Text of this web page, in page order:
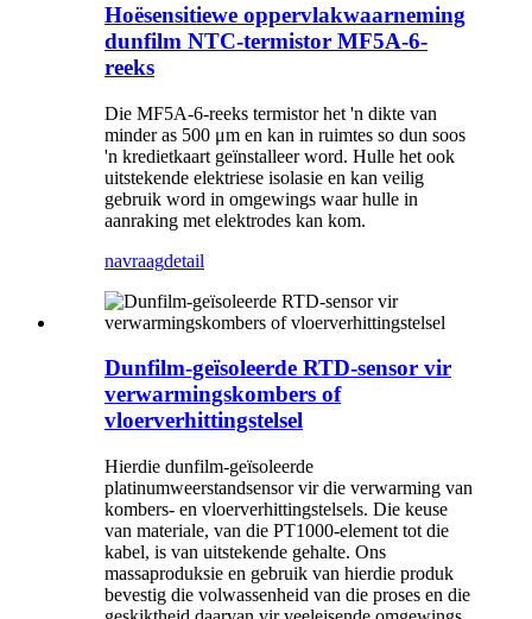
Hoësensitiewe oppervlakwaarneming
dunfilm NTC-termistor MF5A-6-
reeks
Die MF5A-6-reeks termistor het 'n dikte van
minder as 500 μm en kan in ruimtes so dun soos
'n kredietkaart geïnstalleer word. Hulle het ook
uitstekende elektriese isolasie en kan veilig
gebruik word in omgewings waar hulle in
aanraking met elektrodes kan kom.
navraagdetail
Dunfilm-geïsoleerde RTD-sensor vir
verwarmingskombers of
vloerverhittingstelsel
Hierdie dunfilm-geïsoleerde
platinumweerstandsensor vir die verwarming van
kombers- en vloerverhittingstelsels. Die keuse
van materiale, van die PT1000-element tot die
kabel, is van uitstekende gehalte. Ons
massaproduksie en gebruik van hierdie produk
bevestig die volwassenheid van die proses en die